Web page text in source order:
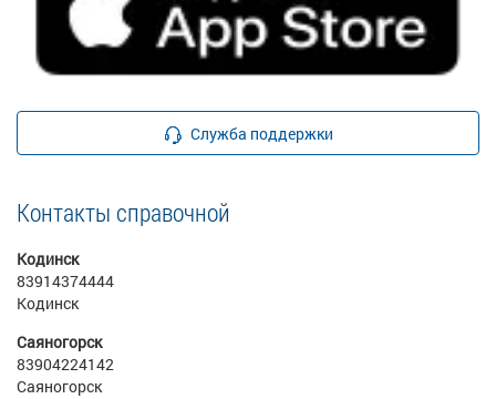
Служба поддержки
Контакты справочной
Кодинск
83914374444
Кодинск
Саяногорск
83904224142
Саяногорск